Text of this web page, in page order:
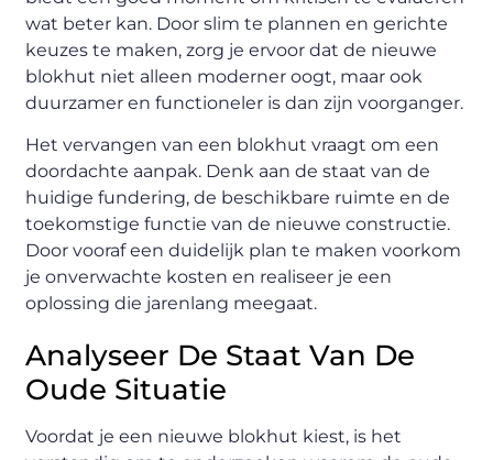
wat beter kan. Door slim te plannen en gerichte
keuzes te maken, zorg je ervoor dat de nieuwe
blokhut niet alleen moderner oogt, maar ook
duurzamer en functioneler is dan zijn voorganger.
Het vervangen van een blokhut vraagt om een
doordachte aanpak. Denk aan de staat van de
huidige fundering, de beschikbare ruimte en de
toekomstige functie van de nieuwe constructie.
Door vooraf een duidelijk plan te maken voorkom
je onverwachte kosten en realiseer je een
oplossing die jarenlang meegaat.
Analyseer De Staat Van De
Oude Situatie
Voordat je een nieuwe blokhut kiest, is het